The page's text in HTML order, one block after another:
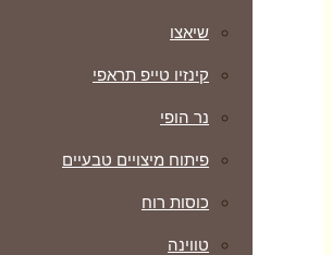
שיאצו
קינזיו טייפ תראפי
נר הופי
פיתוח מיצויים טבעיים
כוסות רוח
טווינה